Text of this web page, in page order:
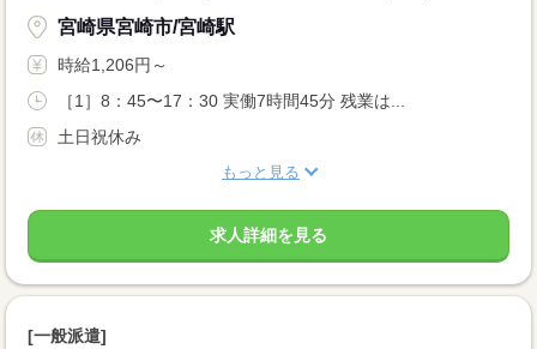
宮崎県宮崎市/宮崎駅
時給1,206円～
［1］8：45〜17：30 実働7時間45分 残業は...
土日祝休み
もっと見る
求人詳細を見る
[一般派遣]